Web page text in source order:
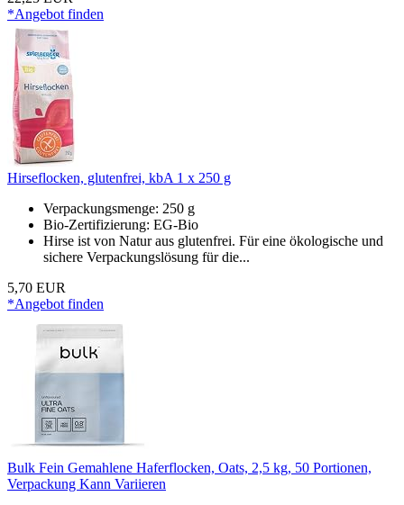
*Angebot finden
Hirseflocken, glutenfrei, kbA 1 x 250 g
Verpackungsmenge: 250 g
Bio-Zertifizierung: EG-Bio
Hirse ist von Natur aus glutenfrei. Für eine ökologische und
sichere Verpackungslösung für die...
5,70 EUR
*Angebot finden
Bulk Fein Gemahlene Haferflocken, Oats, 2,5 kg, 50 Portionen,
Verpackung Kann Variieren